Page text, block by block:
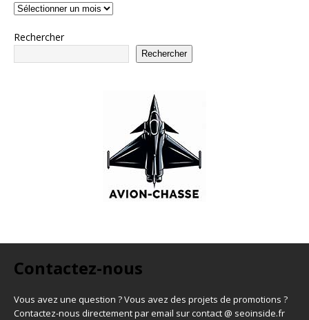
Rechercher
Rechercher
Contactez-nous
Vous avez une question ? Vous avez des projets de promotions ?
Contactez-nous directement par email sur contact @ seoinside.fr